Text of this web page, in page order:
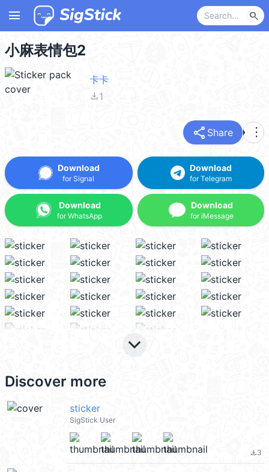
menu search
小麻表情包2
卡卡
file_download1
share Share more_vert
Download
for Signal
Download
for WhatsApp
Download
for Telegram
Download
for iMessage
keyboard_arrow_down
Discover more
sticker
SigStick User
file_download3